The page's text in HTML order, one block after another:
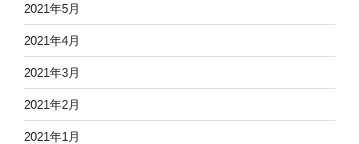
2021年5月
2021年4月
2021年3月
2021年2月
2021年1月